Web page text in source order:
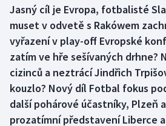
Box
Curling
Dostihy
Florbal
Futsal
Jasný cíl je Evropa, fotbalisté
muset v odvetě s Rakówem
vyřazení v play-off Evropské
zatím ve hře sešívaných drhne?
cizinců a neztrácí Jindřich
kouzlo? Nový díl Fotbal fokus
další pohárové účastníky, Plzeň
prozatímní představení Liberce